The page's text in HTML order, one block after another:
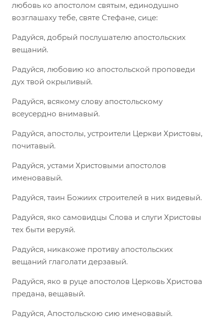
любовь ко апостолом святым, единодушно
возглашаху тебе, святе Стефане, сице:
Радуйся, добрый послушателю апостольских
вещаний.
Радуйся, любовию ко апостольской проповеди
дух твой окрыливый.
Радуйся, всякому слову апостольскому
всеусердно внимавый.
Радуйся, апостолы, устроители Церкви Христовы,
почитавый.
Радуйся, устами Христовыми апостолов
именовавый.
Радуйся, таин Божиих строителей в них видевый.
Радуйся, яко самовидцы Слова и слуги Христовы
тех быти веруяй.
Радуйся, никакоже противу апостольских
вещаний глаголати дерзавый.
Радуйся, яко в руце апостолов Церковь Христова
предана, вещавый.
Радуйся, Апостольскою сию именовавый.